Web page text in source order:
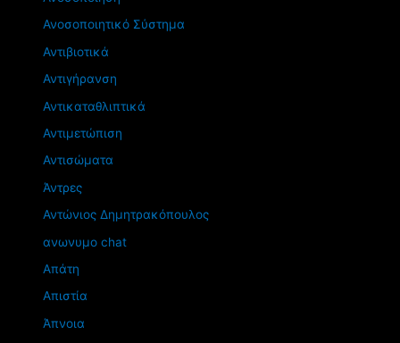
Ανοσοποιητικό Σύστημα
Αντιβιοτικά
Αντιγήρανση
Αντικαταθλιπτικά
Αντιμετώπιση
Αντισώματα
Άντρες
Αντώνιος Δημητρακόπουλος
ανωνυμο chat
Απάτη
Απιστία
Άπνοια